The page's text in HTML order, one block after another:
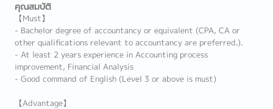
คุณสมบัติ
【Must】
- Bachelor degree of accountancy or equivalent (CPA, CA or
other qualifications relevant to accountancy are preferred.).
- At least 2 years experience in Accounting process
improvement, Financial Analysis
- Good command of English (Level 3 or above is must)
【Advantage】